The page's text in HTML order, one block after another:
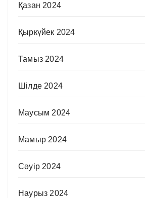
Қазан 2024
Қыркүйек 2024
Тамыз 2024
Шілде 2024
Маусым 2024
Мамыр 2024
Сәуір 2024
Наурыз 2024